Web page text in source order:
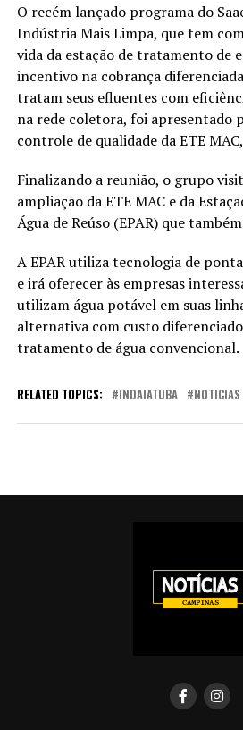
O recém lançado programa do
Indústria Mais Limpa, que tem
vida da estação de tratamento de
incentivo na cobrança
tratam seus efluentes com
na rede coletora, foi apresentado
controle de qualidade da ETE
Finalizando a reunião, o grupo
ampliação da ETE MAC e da
Água de Reúso (EPAR) que
A EPAR utiliza tecnologia de
e irá oferecer às empresas
utilizam água potável em suas
alternativa com custo
tratamento de água convencional.
RELATED TOPICS: INDAIATUBA NOTICIAS